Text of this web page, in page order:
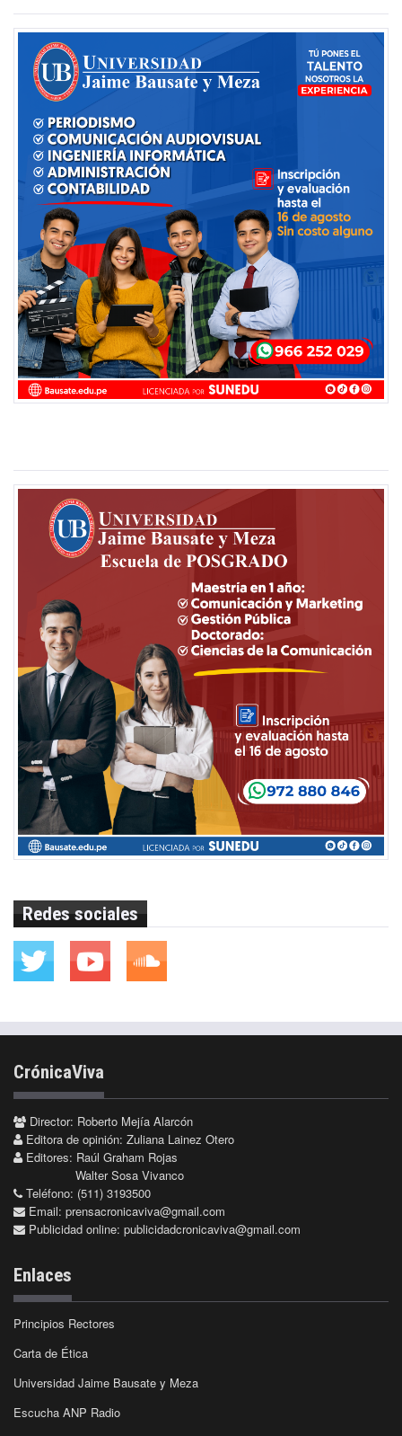
Redes sociales
CrónicaViva
Director: Roberto Mejía Alarcón
Editora de opinión: Zuliana Lainez Otero
Editores: Raúl Graham Rojas
Walter Sosa Vivanco
Teléfono: (511) 3193500
Email: prensacronicaviva@gmail.com
Publicidad online: publicidadcronicaviva@gmail.com
Enlaces
Principios Rectores
Carta de Ética
Universidad Jaime Bausate y Meza
Escucha ANP Radio